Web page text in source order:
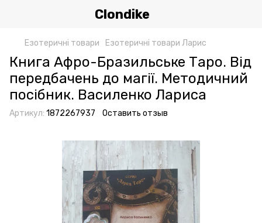
Clondike
Езотеричні товари Езотеричні товари Ларис
Книга Афро-Бразильське Таро. Від
передбачень до магії. Методичний
посібник. Василенко Лариса
Артикул: 1872267937 Оставить отзыв